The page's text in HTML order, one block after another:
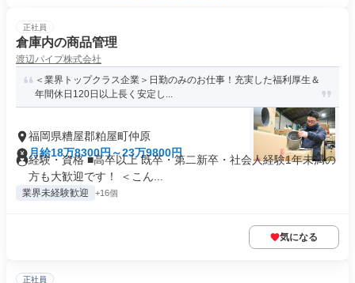
正社員
倉庫内の商品管理
渡辺パイプ株式会社
＜業界トップクラス企業＞日勤のみのお仕事！充実した福利厚生＆
年間休日120日以上長く安定し...
福岡県糟屋郡粕屋町仲原
月給18万8300円～23万9800円
経験・資格 ■高卒以上 既卒・第二新卒・社会人経験1年未満の
方も大歓迎です！ ＜こん...
業界未経験歓迎 +16個
気になる
正社員